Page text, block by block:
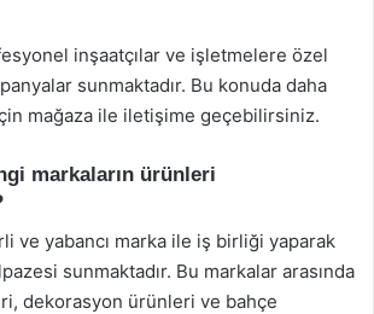
inşaatçılar ve işletmelere özel
sunmaktadır. Bu konuda daha
mağaza ile iletişime geçebilirsiniz.
markaların ürünleri
ve yabancı marka ile iş birliği yaparak
sunmaktadır. Bu markalar arasında
dekorasyon ürünleri ve bahçe